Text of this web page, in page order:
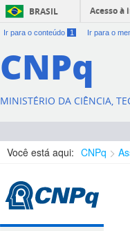
BRASIL Acesso à
Ir para o conteúdo 1 Ir para o
CNPq
MINISTÉRIO DA CIÊNCIA,
Você está aqui: CNPq